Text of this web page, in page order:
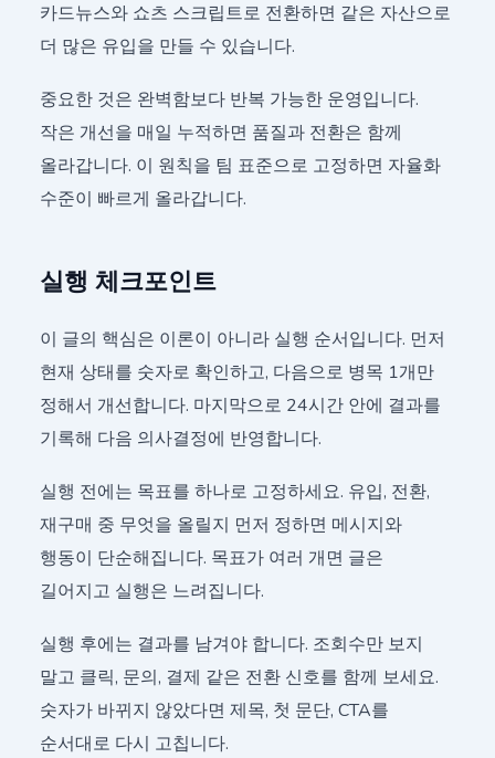
카드뉴스와 쇼츠 스크립트로 전환하면 같은 자산으로
더 많은 유입을 만들 수 있습니다.
중요한 것은 완벽함보다 반복 가능한 운영입니다.
작은 개선을 매일 누적하면 품질과 전환은 함께
올라갑니다. 이 원칙을 팀 표준으로 고정하면 자율화
수준이 빠르게 올라갑니다.
실행 체크포인트
이 글의 핵심은 이론이 아니라 실행 순서입니다. 먼저
현재 상태를 숫자로 확인하고, 다음으로 병목 1개만
정해서 개선합니다. 마지막으로 24시간 안에 결과를
기록해 다음 의사결정에 반영합니다.
실행 전에는 목표를 하나로 고정하세요. 유입, 전환,
재구매 중 무엇을 올릴지 먼저 정하면 메시지와
행동이 단순해집니다. 목표가 여러 개면 글은
길어지고 실행은 느려집니다.
실행 후에는 결과를 남겨야 합니다. 조회수만 보지
말고 클릭, 문의, 결제 같은 전환 신호를 함께 보세요.
숫자가 바뀌지 않았다면 제목, 첫 문단, CTA를
순서대로 다시 고칩니다.